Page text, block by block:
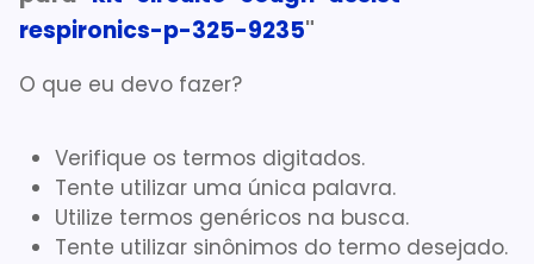
respironics-p-325-9235"
O que eu devo fazer?
Verifique os termos digitados.
Tente utilizar uma única palavra.
Utilize termos genéricos na busca.
Tente utilizar sinônimos do termo desejado.
7 º Gaze Esteril
8º Aparelho Pressão
10º Gaze